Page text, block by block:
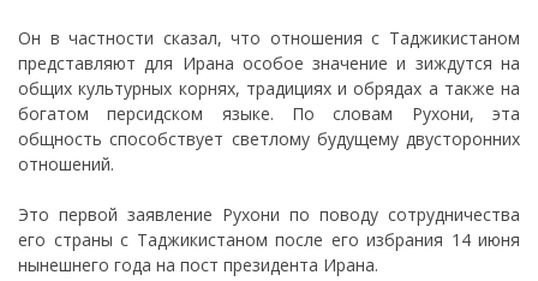
Он в частности сказал, что отношения с Таджикистаном
представляют для Ирана особое значение и зиждутся на
общих культурных корнях, традициях и обрядах а также на
богатом персидском языке. По словам Рухони, эта
общность способствует светлому будущему двусторонних
отношений.
Это первой заявление Рухони по поводу сотрудничества
его страны с Таджикистаном после его избрания 14 июня
нынешнего года на пост президента Ирана.